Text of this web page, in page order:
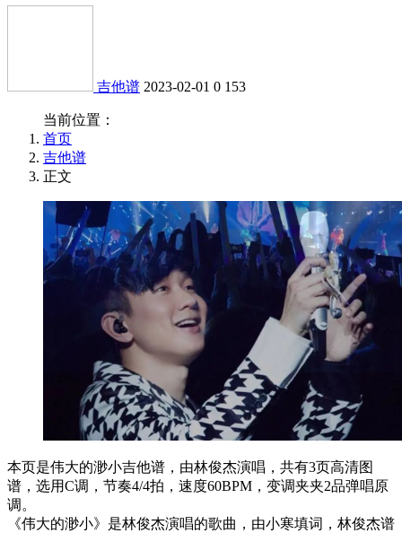
吉他谱 2023-02-01 0 153
当前位置：
首页
吉他谱
正文
本页是伟大的渺小吉他谱，由林俊杰演唱，共有3页高清图
谱，选用C调，节奏4/4拍，速度60BPM，变调夹夹2品弹唱原
调。
《伟大的渺小》是林俊杰演唱的歌曲，由小寒填词，林俊杰谱